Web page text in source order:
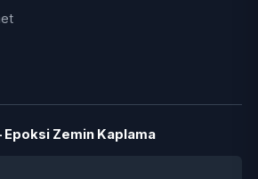
Zemin Kaplama